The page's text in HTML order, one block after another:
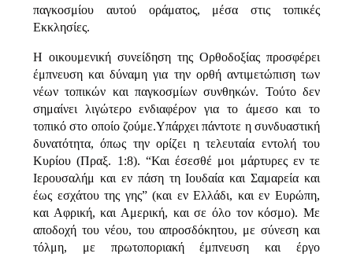
παγκοσμίου αυτού οράματος, μέσα στις τοπικές
Εκκλησίες.
Η οικουμενική συνείδηση της Ορθοδοξίας προσφέρει
έμπνευση και δύναμη για την ορθή αντιμετώπιση των
νέων τοπικών και παγκοσμίων συνθηκών. Τούτο δεν
σημαίνει λιγώτερο ενδιαφέρον για το άμεσο και το
τοπικό στο οποίο ζούμε.Υπάρχει πάντοτε η συνδυαστική
δυνατότητα, όπως την ορίζει η τελευταία εντολή του
Κυρίου (Πραξ. 1:8). “Και έσεσθέ μοι μάρτυρες εν τε
Ιερουσαλήμ και εν πάση τη Ιουδαία και Σαμαρεία και
έως εσχάτου της γης” (και εν Ελλάδι, και εν Ευρώπη,
και Αφρική, και Αμερική, και σε όλο τον κόσμο). Με
αποδοχή του νέου, του απροσδόκητου, με σύνεση και
τόλμη, με πρωτοποριακή έμπνευση και έργο